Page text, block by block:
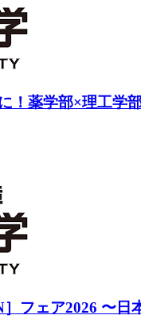
！薬学部×理工
］フェア2026 〜